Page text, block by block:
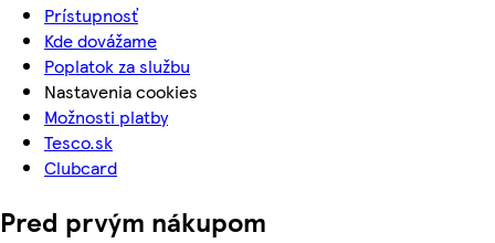
Prístupnosť
Kde dovážame
Poplatok za službu
Nastavenia cookies
Možnosti platby
Tesco.sk
Clubcard
Pred prvým nákupom